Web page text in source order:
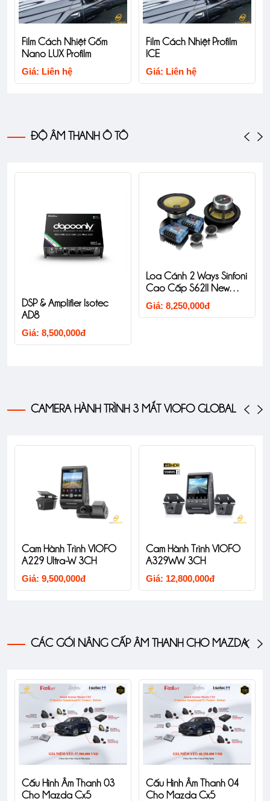
Nhiệt Gốm
Profilm
Film Cách Nhiệt Profilm
ION Cao
ĐỘ ÂM THANH Ô TÔ
DSP & Amplifier Isotec
AD8
Giá: 8,500,000đ
Loa Cánh 2 Ways Sinfoni
Cao Cấp S62II New
Version
Giá: 8,250,000đ
CAMERA HÀNH TRÌNH 3 MẮT VIOFO GLOBAL
Cam Hành Trình VIOFO
A229 Ultra-W 3CH
Giá: 9,500,000đ
Cam Hành Trình VIOFO
A329WW 3CH
Giá: 12,800,000đ
CÁC GÓI NÂNG CẤP ÂM THANH CHO MAZDA
Cấu Hình Âm Thanh 03
Cho Mazda Cx5
Cấu Hình Âm Thanh 04
Cho Mazda Cx5